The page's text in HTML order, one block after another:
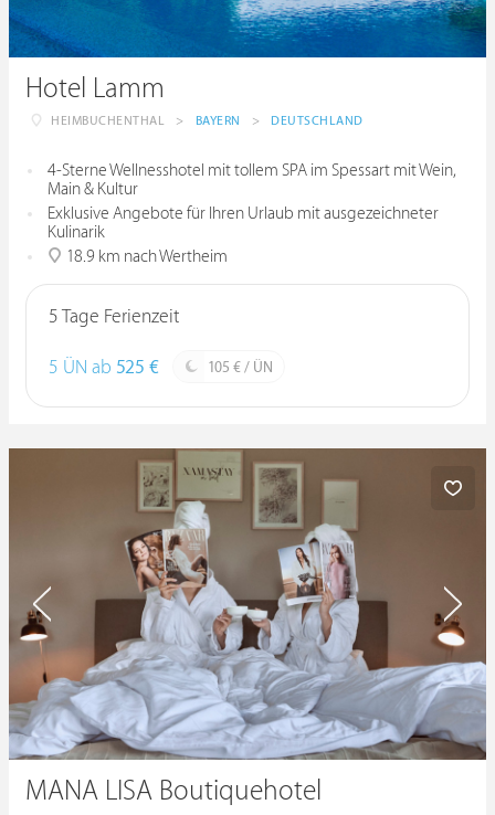
Hotel Lamm
HEIMBUCHENTHAL > BAYERN > DEUTSCHLAND
4-Sterne Wellnesshotel mit tollem SPA im Spessart mit Wein,
Main & Kultur
Exklusive Angebote für Ihren Urlaub mit ausgezeichneter
Kulinarik
18.9 km nach Wertheim
5 Tage Ferienzeit
5 ÜN ab 525 € 105 € / ÜN
MANA LISA Boutiquehotel